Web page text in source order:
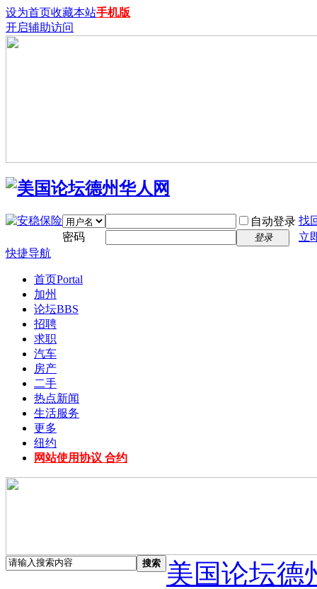
设为首页收藏本站手机版
开启辅助访问
自动登录 找
密码
登录
立
快捷导航
首页Portal
加州
论坛BBS
招聘
求职
汽车
房产
二手
热点新闻
生活服务
更多
纽约
网站使用协议 合约
搜索
美国论坛德